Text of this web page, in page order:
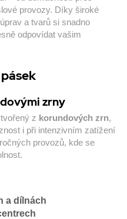
provozy. Díky široké
a tvarů si snadno
odpovídat vašim
zrny
z korundových zrn,
i při intenzivním zatížení
provozů, kde se
a dílnách